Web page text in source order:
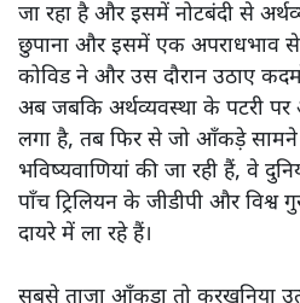
जा रहा है और इसमें नोटबंदी से
छुपाना और इसमें एक अपराधभाव से
कोविड ने और उस दौरान उठाए
अब जबकि अर्थव्यवस्था के पटरी
लगा है, तब फिर से जो आँकड़े
भविष्यवाणियां की जा रही हैं, वे
पाँच ट्रिलियन के जीडीपी और
दायरे में ला रहे हैं।